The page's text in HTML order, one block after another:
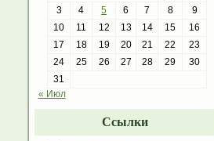
3
4 5 6 7 8
9
10
11 12 13 14 15
16
17
18 19 20 21 22
23
24
25 26 27 28 29
30
31
« Июл
Ссылки